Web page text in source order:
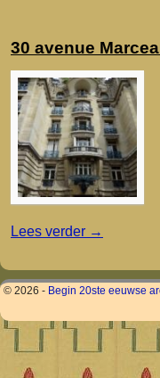
30 avenue
Lees verder →
© 2026 - Begin 20ste eeuwse